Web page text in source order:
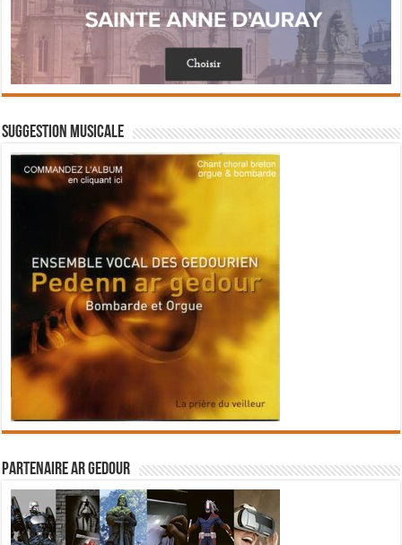
Suggestion musicale
Partenaire Ar Gedour